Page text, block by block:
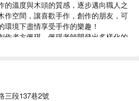
的溫度與木頭的質感，逐步邁向職人之
作空間，讓喜歡手作，創作的朋友，可
環境下盡情享受手作的樂趣！
作者方佩琪，佩琪老師開發出多樣化的
三段137巷2號